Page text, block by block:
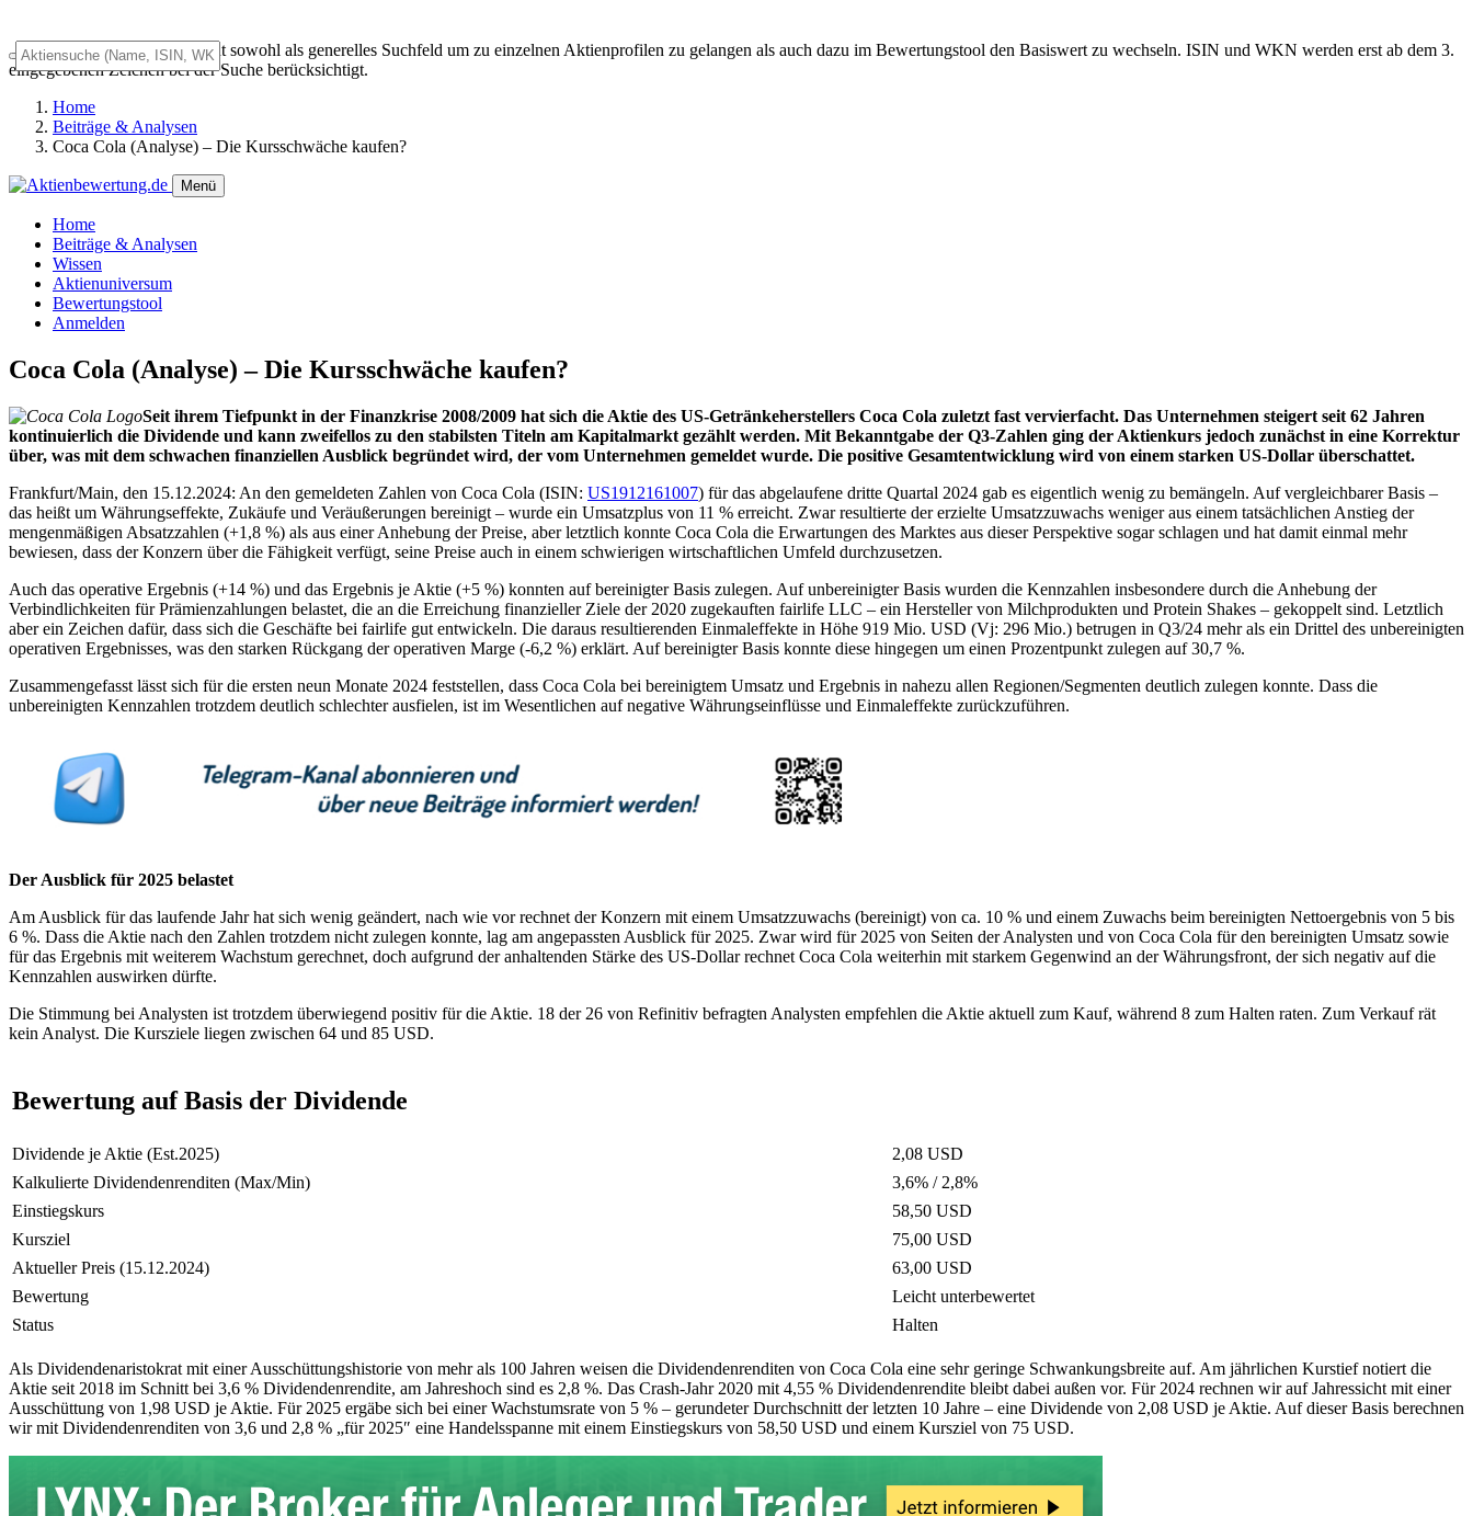
Das Universalsuchfeld dient sowohl als generelles Suchfeld um zu einzelnen Aktienprofilen zu gelangen als auch dazu im Bewertungstool den Basiswert zu wechseln. ISIN und WKN werden erst ab dem 3.
eingegebenen Zeichen bei der Suche berücksichtigt.
Home
Beiträge & Analysen
Coca Cola (Analyse) – Die Kursschwäche kaufen?
Menü
Home
Beiträge & Analysen
Wissen
Aktienuniversum
Bewertungstool
Anmelden
Coca Cola (Analyse) – Die Kursschwäche kaufen?
Seit ihrem Tiefpunkt in der Finanzkrise 2008/2009 hat sich die Aktie des US-Getränkeherstellers Coca Cola zuletzt fast vervierfacht. Das Unternehmen steigert seit 62 Jahren
kontinuierlich die Dividende und kann zweifellos zu den stabilsten Titeln am Kapitalmarkt gezählt werden. Mit Bekanntgabe der Q3-Zahlen ging der Aktienkurs jedoch zunächst in eine Korrektur
über, was mit dem schwachen finanziellen Ausblick begründet wird, der vom Unternehmen gemeldet wurde. Die positive Gesamtentwicklung wird von einem starken US-Dollar überschattet.
Frankfurt/Main, den 15.12.2024: An den gemeldeten Zahlen von Coca Cola (ISIN: US1912161007) für das abgelaufene dritte Quartal 2024 gab es eigentlich wenig zu bemängeln. Auf vergleichbarer Basis –
das heißt um Währungseffekte, Zukäufe und Veräußerungen bereinigt – wurde ein Umsatzplus von 11 % erreicht. Zwar resultierte der erzielte Umsatzzuwachs weniger aus einem tatsächlichen Anstieg der
mengenmäßigen Absatzzahlen (+1,8 %) als aus einer Anhebung der Preise, aber letztlich konnte Coca Cola die Erwartungen des Marktes aus dieser Perspektive sogar schlagen und hat damit einmal mehr
bewiesen, dass der Konzern über die Fähigkeit verfügt, seine Preise auch in einem schwierigen wirtschaftlichen Umfeld durchzusetzen.
Auch das operative Ergebnis (+14 %) und das Ergebnis je Aktie (+5 %) konnten auf bereinigter Basis zulegen. Auf unbereinigter Basis wurden die Kennzahlen insbesondere durch die Anhebung der
Verbindlichkeiten für Prämienzahlungen belastet, die an die Erreichung finanzieller Ziele der 2020 zugekauften fairlife LLC – ein Hersteller von Milchprodukten und Protein Shakes – gekoppelt sind. Letztlich
aber ein Zeichen dafür, dass sich die Geschäfte bei fairlife gut entwickeln. Die daraus resultierenden Einmaleffekte in Höhe 919 Mio. USD (Vj: 296 Mio.) betrugen in Q3/24 mehr als ein Drittel des unbereinigten
operativen Ergebnisses, was den starken Rückgang der operativen Marge (-6,2 %) erklärt. Auf bereinigter Basis konnte diese hingegen um einen Prozentpunkt zulegen auf 30,7 %.
Zusammengefasst lässt sich für die ersten neun Monate 2024 feststellen, dass Coca Cola bei bereinigtem Umsatz und Ergebnis in nahezu allen Regionen/Segmenten deutlich zulegen konnte. Dass die
unbereinigten Kennzahlen trotzdem deutlich schlechter ausfielen, ist im Wesentlichen auf negative Währungseinflüsse und Einmaleffekte zurückzuführen.
Der Ausblick für 2025 belastet
Am Ausblick für das laufende Jahr hat sich wenig geändert, nach wie vor rechnet der Konzern mit einem Umsatzzuwachs (bereinigt) von ca. 10 % und einem Zuwachs beim bereinigten Nettoergebnis von 5 bis
6 %. Dass die Aktie nach den Zahlen trotzdem nicht zulegen konnte, lag am angepassten Ausblick für 2025. Zwar wird für 2025 von Seiten der Analysten und von Coca Cola für den bereinigten Umsatz sowie
für das Ergebnis mit weiterem Wachstum gerechnet, doch aufgrund der anhaltenden Stärke des US-Dollar rechnet Coca Cola weiterhin mit starkem Gegenwind an der Währungsfront, der sich negativ auf die
Kennzahlen auswirken dürfte.
Die Stimmung bei Analysten ist trotzdem überwiegend positiv für die Aktie. 18 der 26 von Refinitiv befragten Analysten empfehlen die Aktie aktuell zum Kauf, während 8 zum Halten raten. Zum Verkauf rät
kein Analyst. Die Kursziele liegen zwischen 64 und 85 USD.
Bewertung auf Basis der Dividende
Dividende je Aktie (Est.2025)
2,08 USD
Kalkulierte Dividendenrenditen (Max/Min)
3,6% / 2,8%
Einstiegskurs
58,50 USD
Kursziel
75,00 USD
Aktueller Preis (15.12.2024)
63,00 USD
Bewertung
Leicht unterbewertet
Status
Halten
Als Dividendenaristokrat mit einer Ausschüttungshistorie von mehr als 100 Jahren weisen die Dividendenrenditen von Coca Cola eine sehr geringe Schwankungsbreite auf. Am jährlichen Kurstief notiert die
Aktie seit 2018 im Schnitt bei 3,6 % Dividendenrendite, am Jahreshoch sind es 2,8 %. Das Crash-Jahr 2020 mit 4,55 % Dividendenrendite bleibt dabei außen vor. Für 2024 rechnen wir auf Jahressicht mit einer
Ausschüttung von 1,98 USD je Aktie. Für 2025 ergäbe sich bei einer Wachstumsrate von 5 % – gerundeter Durchschnitt der letzten 10 Jahre – eine Dividende von 2,08 USD je Aktie. Auf dieser Basis berechnen
wir mit Dividendenrenditen von 3,6 und 2,8 % „für 2025″ eine Handelsspanne mit einem Einstiegskurs von 58,50 USD und einem Kursziel von 75 USD.